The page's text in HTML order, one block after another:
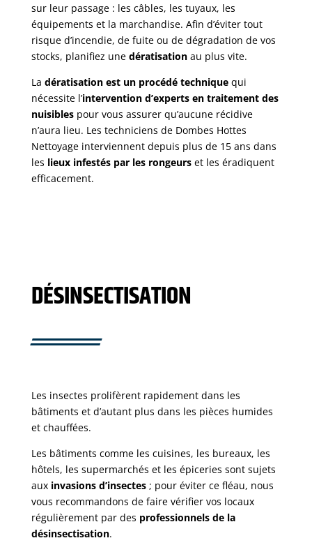
sur leur passage : les câbles, les tuyaux, les
équipements et la marchandise. Afin d’éviter tout
risque d’incendie, de fuite ou de dégradation de vos
stocks, planifiez une dératisationau plus vite.
La dératisation est un procédé techniquequi
nécessite l’intervention d’experts en traitement des
nuisibles pour vous assurer qu’aucune récidive
n’aura lieu. Les techniciens de Dombes Hottes
Nettoyage interviennent depuis plus de 15 ans dans
les lieux infestés par les rongeurset les éradiquent
efficacement.
DÉSINSECTISATION
Les insectes prolifèrent rapidement dans les
bâtiments et d’autant plus dans les pièces humides
et chauffées.
Les bâtiments comme les cuisines, les bureaux, les
hôtels, les supermarchés et les épiceries sont sujets
aux invasions d’insectes; pour éviter ce fléau, nous
vous recommandons de faire vérifier vos locaux
régulièrement par des professionnels de la
désinsectisation.